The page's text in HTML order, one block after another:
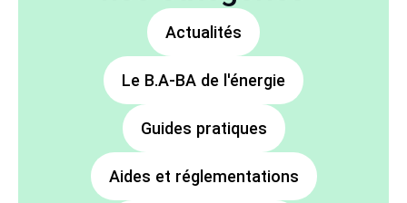
Actualités
Le B.A-BA de l'énergie
Guides pratiques
Aides et réglementations